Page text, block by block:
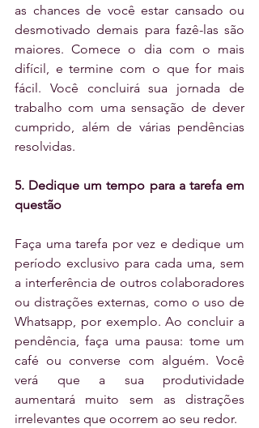
as chances de você estar cansado ou
desmotivado demais para fazê-las são
maiores. Comece o dia com o mais
difícil, e termine com o que for mais
fácil. Você concluirá sua jornada de
trabalho com uma sensação de dever
cumprido, além de várias pendências
resolvidas.
5. Dedique um tempo para a tarefa em
questão
Faça uma tarefa por vez e dedique um
período exclusivo para cada uma, sem
a interferência de outros colaboradores
ou distrações externas, como o uso de
Whatsapp, por exemplo. Ao concluir a
pendência, faça uma pausa: tome um
café ou converse com alguém. Você
verá que a sua produtividade
aumentará muito sem as distrações
irrelevantes que ocorrem ao seu redor.